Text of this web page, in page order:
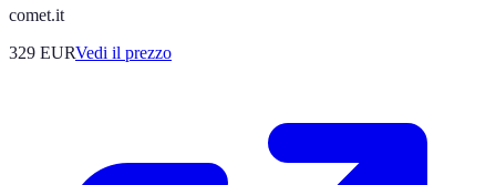
comet.it
329 EURVedi il prezzo